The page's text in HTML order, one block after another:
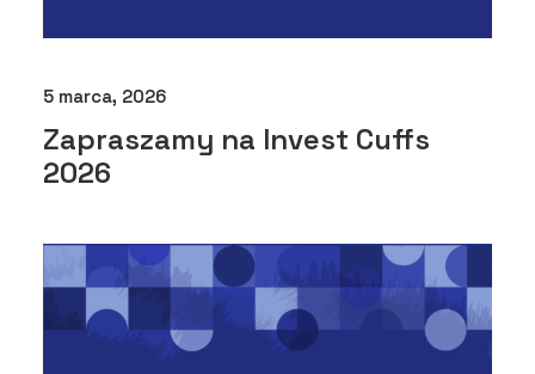
5 marca, 2026
Zapraszamy na Invest Cuffs
2026